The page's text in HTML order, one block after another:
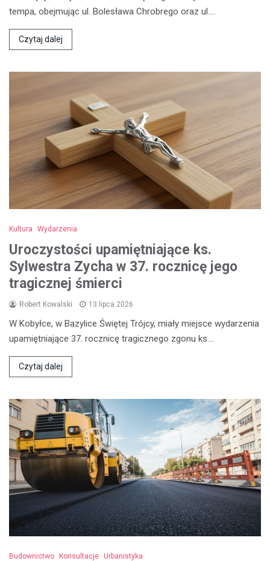
tempa, obejmując ul. Bolesława Chrobrego oraz ul.…
Czytaj dalej
Kultura Wydarzenia
Uroczystości upamiętniające ks.
Sylwestra Zycha w 37. rocznicę jego
tragicznej śmierci
Robert Kowalski 13 lipca 2026
W Kobyłce, w Bazylice Świętej Trójcy, miały miejsce wydarzenia
upamiętniające 37. rocznicę tragicznego zgonu ks.…
Czytaj dalej
Budownictwo Konsultacje Urbanistyka